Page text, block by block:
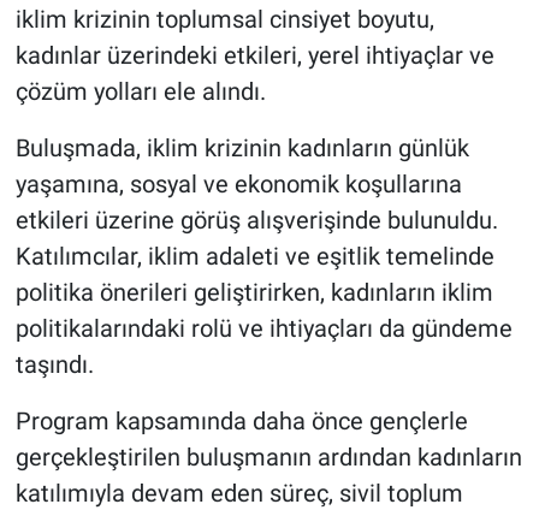
iklim krizinin toplumsal cinsiyet boyutu,
kadınlar üzerindeki etkileri, yerel ihtiyaçlar ve
çözüm yolları ele alındı.
Buluşmada, iklim krizinin kadınların günlük
yaşamına, sosyal ve ekonomik koşullarına
etkileri üzerine görüş alışverişinde bulunuldu.
Katılımcılar, iklim adaleti ve eşitlik temelinde
politika önerileri geliştirirken, kadınların iklim
politikalarındaki rolü ve ihtiyaçları da gündeme
taşındı.
Program kapsamında daha önce gençlerle
gerçekleştirilen buluşmanın ardından kadınların
katılımıyla devam eden süreç, sivil toplum